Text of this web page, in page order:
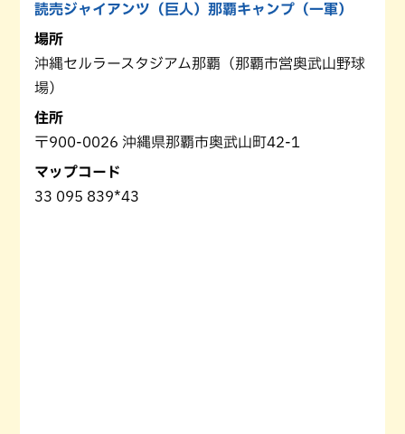
読売ジャイアンツ（巨人）那覇キャンプ（一軍）
場所
沖縄セルラースタジアム那覇（那覇市営奥武山野球
場）
住所
〒900-0026 沖縄県那覇市奥武山町42-1
マップコード
33 095 839*43